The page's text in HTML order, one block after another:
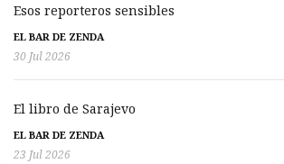
Esos reporteros sensibles
EL BAR DE ZENDA
30 Jul 2026
El libro de Sarajevo
EL BAR DE ZENDA
23 Jul 2026